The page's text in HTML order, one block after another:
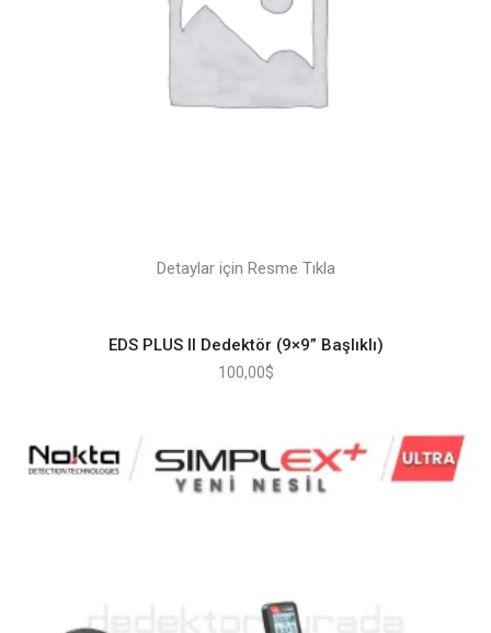
Detaylar için Resme Tıkla
EDS PLUS II Dedektör (9×9” Başlıklı)
100,00$